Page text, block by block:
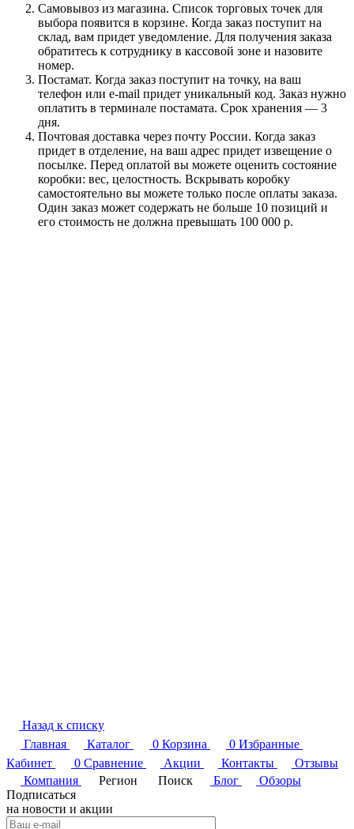
Самовывоз из магазина. Список торговых точек для
выбора появится в корзине. Когда заказ поступит на
склад, вам придет уведомление. Для получения заказа
обратитесь к сотруднику в кассовой зоне и назовите
номер.
Постамат. Когда заказ поступит на точку, на ваш
телефон или e-mail придет уникальный код. Заказ нужно
оплатить в терминале постамата. Срок хранения — 3
дня.
Почтовая доставка через почту России. Когда заказ
придет в отделение, на ваш адрес придет извещение о
посылке. Перед оплатой вы можете оценить состояние
коробки: вес, целостность. Вскрывать коробку
самостоятельно вы можете только после оплаты заказа.
Один заказ может содержать не больше 10 позиций и
его стоимость не должна превышать 100 000 р.
Назад к списку
Главная
Каталог 0 Корзина 0 Избранные
Кабинет
0 Сравнение Акции Контакты
Отзывы
Компания
Регион Поиск Блог
Обзоры
Подписаться
на новости и акции